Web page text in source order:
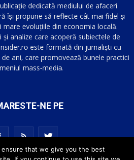
dedicată mediului de afaceri
își propune să reflecte cât mai fidel și
evoluțiile din economia locală.
analize care acoperă subiectele de
este formată din jurnaliști cu
ani, care promovează bunele practici
mass-media.
NE PE
ensure that we give you the best